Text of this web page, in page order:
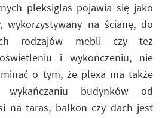
pleksiglas pojawia się jako
wykorzystywany na ścianę, do
rodzajów mebli czy też
i wykończeniu, nie
o tym, że plexa ma także
wykańczaniu budynków od
na taras, balkon czy dach jest